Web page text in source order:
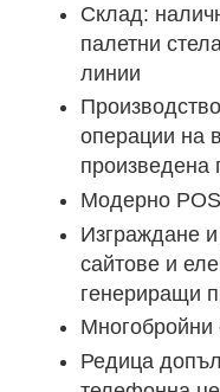
Склад:
палетни
линии
операции на
произведена
Модерно
Изграждане
сайтове и
генериращи
Многобройни
Редица